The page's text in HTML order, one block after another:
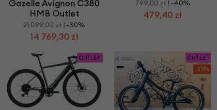
Gazelle Avignon C380
HMB Outlet
21 099,00 zł | -30%
14 769,30 zł
799,00 zł | -40%
479,40 zł
OUTLET
OUTLET
-30%